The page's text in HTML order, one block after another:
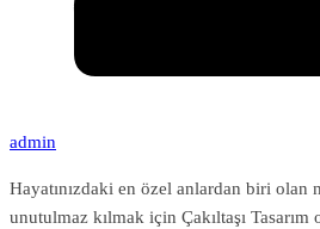
admin
Hayatınızdaki en özel anlardan biri olan
unutulmaz kılmak için Çakıltaşı